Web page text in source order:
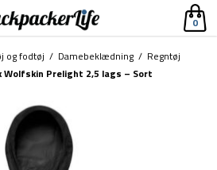
0
og fodtøj / Damebeklædning / Regntøj
Wolfskin Prelight 2,5 lags – Sort